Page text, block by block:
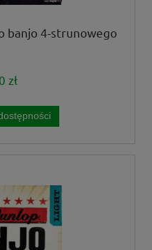
banjo 4-strunowego
zł